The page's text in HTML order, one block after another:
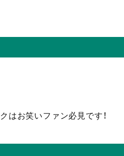
はお笑いファン必見です！